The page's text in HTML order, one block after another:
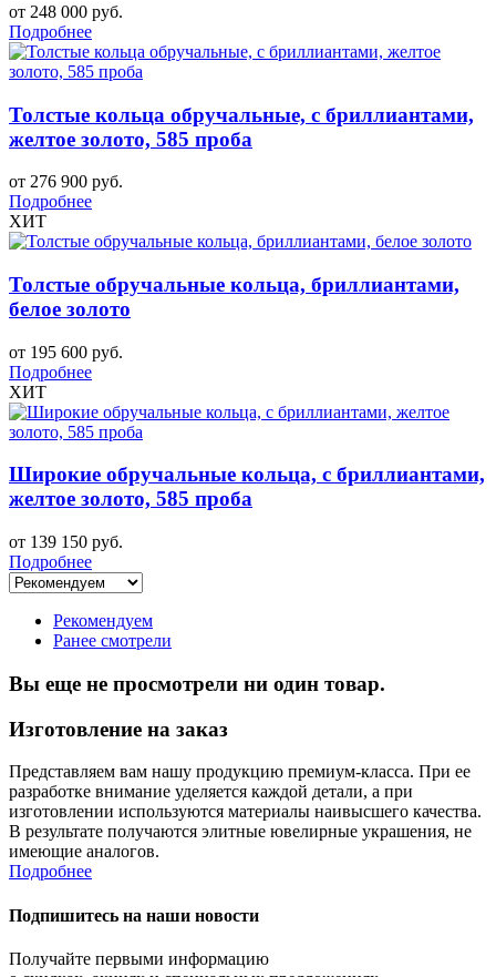
от 248 000 руб.
Подробнее
Толстые кольца обручальные, с бриллиантами,
желтое золото, 585 проба
от 276 900 руб.
Подробнее
ХИТ
Толстые обручальные кольца, бриллиантами,
белое золото
от 195 600 руб.
Подробнее
ХИТ
Широкие обручальные кольца, с бриллиантами,
желтое золото, 585 проба
от 139 150 руб.
Подробнее
Рекомендуем
Ранее смотрели
Вы еще не просмотрели ни один товар.
Изготовление на заказ
Представляем вам нашу продукцию премиум-класса. При ее
разработке внимание уделяется каждой детали, а при
изготовлении используются материалы наивысшего качества.
В результате получаются элитные ювелирные украшения, не
имеющие аналогов.
Подробнее
Подпишитесь на наши новости
Получайте первыми информацию